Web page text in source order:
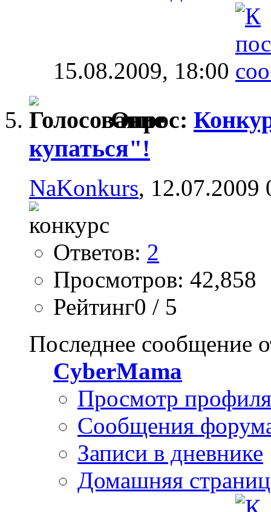
15.08.2009, 18:00
Опрос:
купаться"!
NaKonkurs, 12.07.2009
Ответов: 2
Просмотров: 42,858
Рейтинг0 / 5
Последнее сообщение
CyberMama
Просмотр профиля
Сообщения
Записи в дневнике
Домашняя